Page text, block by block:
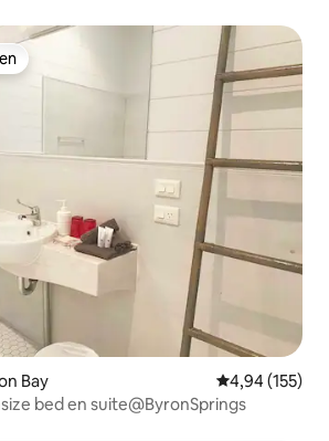
Bay Gemiddelde
4,94 (155)
bed en suite@ByronSprings